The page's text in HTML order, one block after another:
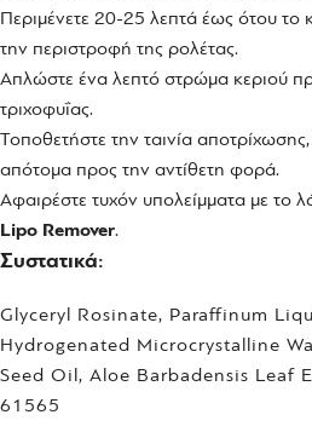
Περιμένετε 20-25 λεπτά έως ότου το
την περιστροφή της ρολέτας.
Απλώστε ένα λεπτό στρώμα κεριού
τριχοφυΐας.
Τοποθετήστε την ταινία
απότομα προς την αντίθετη φορά.
Αφαιρέστε τυχόν υπολείμματα με το
Lipo Remover.
Συστατικά:
Glyceryl Rosinate, Paraffinum
Hydrogenated Microcrystalline
Seed Oil, Aloe Barbadensis Leaf
61565